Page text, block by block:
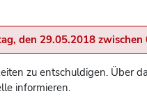
den 29.05.2018
zu entschuldigen. Über
informieren.